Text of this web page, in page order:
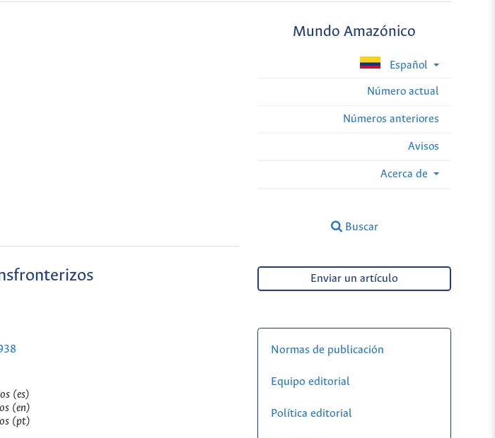
Mundo Amazónico
Español
Número actual
Números anteriores
Avisos
Acerca de
Buscar
(es)
(en)
(pt)
Enviar un artículo
Normas de publicación
Equipo editorial
Política editorial